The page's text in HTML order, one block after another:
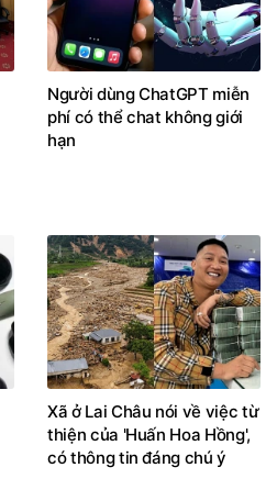
Người dùng ChatGPT miễn
phí có thể chat không giới
hạn
Xã ở Lai Châu nói về việc từ
thiện của 'Huấn Hoa Hồng',
có thông tin đáng chú ý